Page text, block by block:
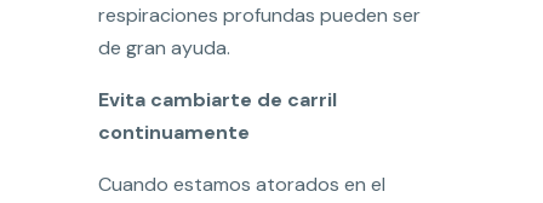
respiraciones profundas pueden ser
de gran ayuda.
Evita cambiarte de carril
continuamente
Cuando estamos atorados en el